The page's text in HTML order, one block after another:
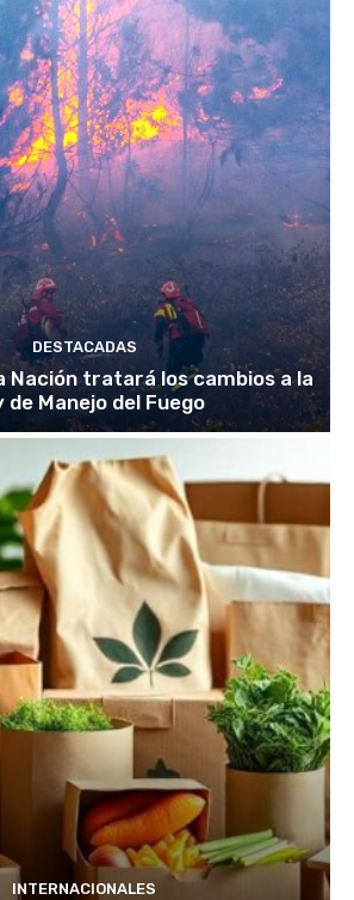
DESTACADAS
Nación tratará los cambios a la
de Manejo del Fuego
INTERNACIONALES